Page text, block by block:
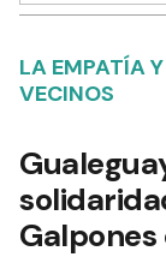
LA EMPATÍA
VECINOS